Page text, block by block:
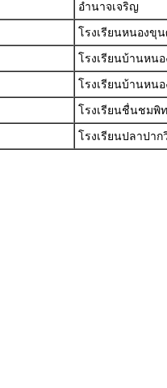
อำนาจเจริญ
โรงเรียนหนองขุ
โรงเรียนบ้านหน
โรงเรียนบ้านหน
โรงเรียนชื่นชมพิ
โรงเรียนปลาปา